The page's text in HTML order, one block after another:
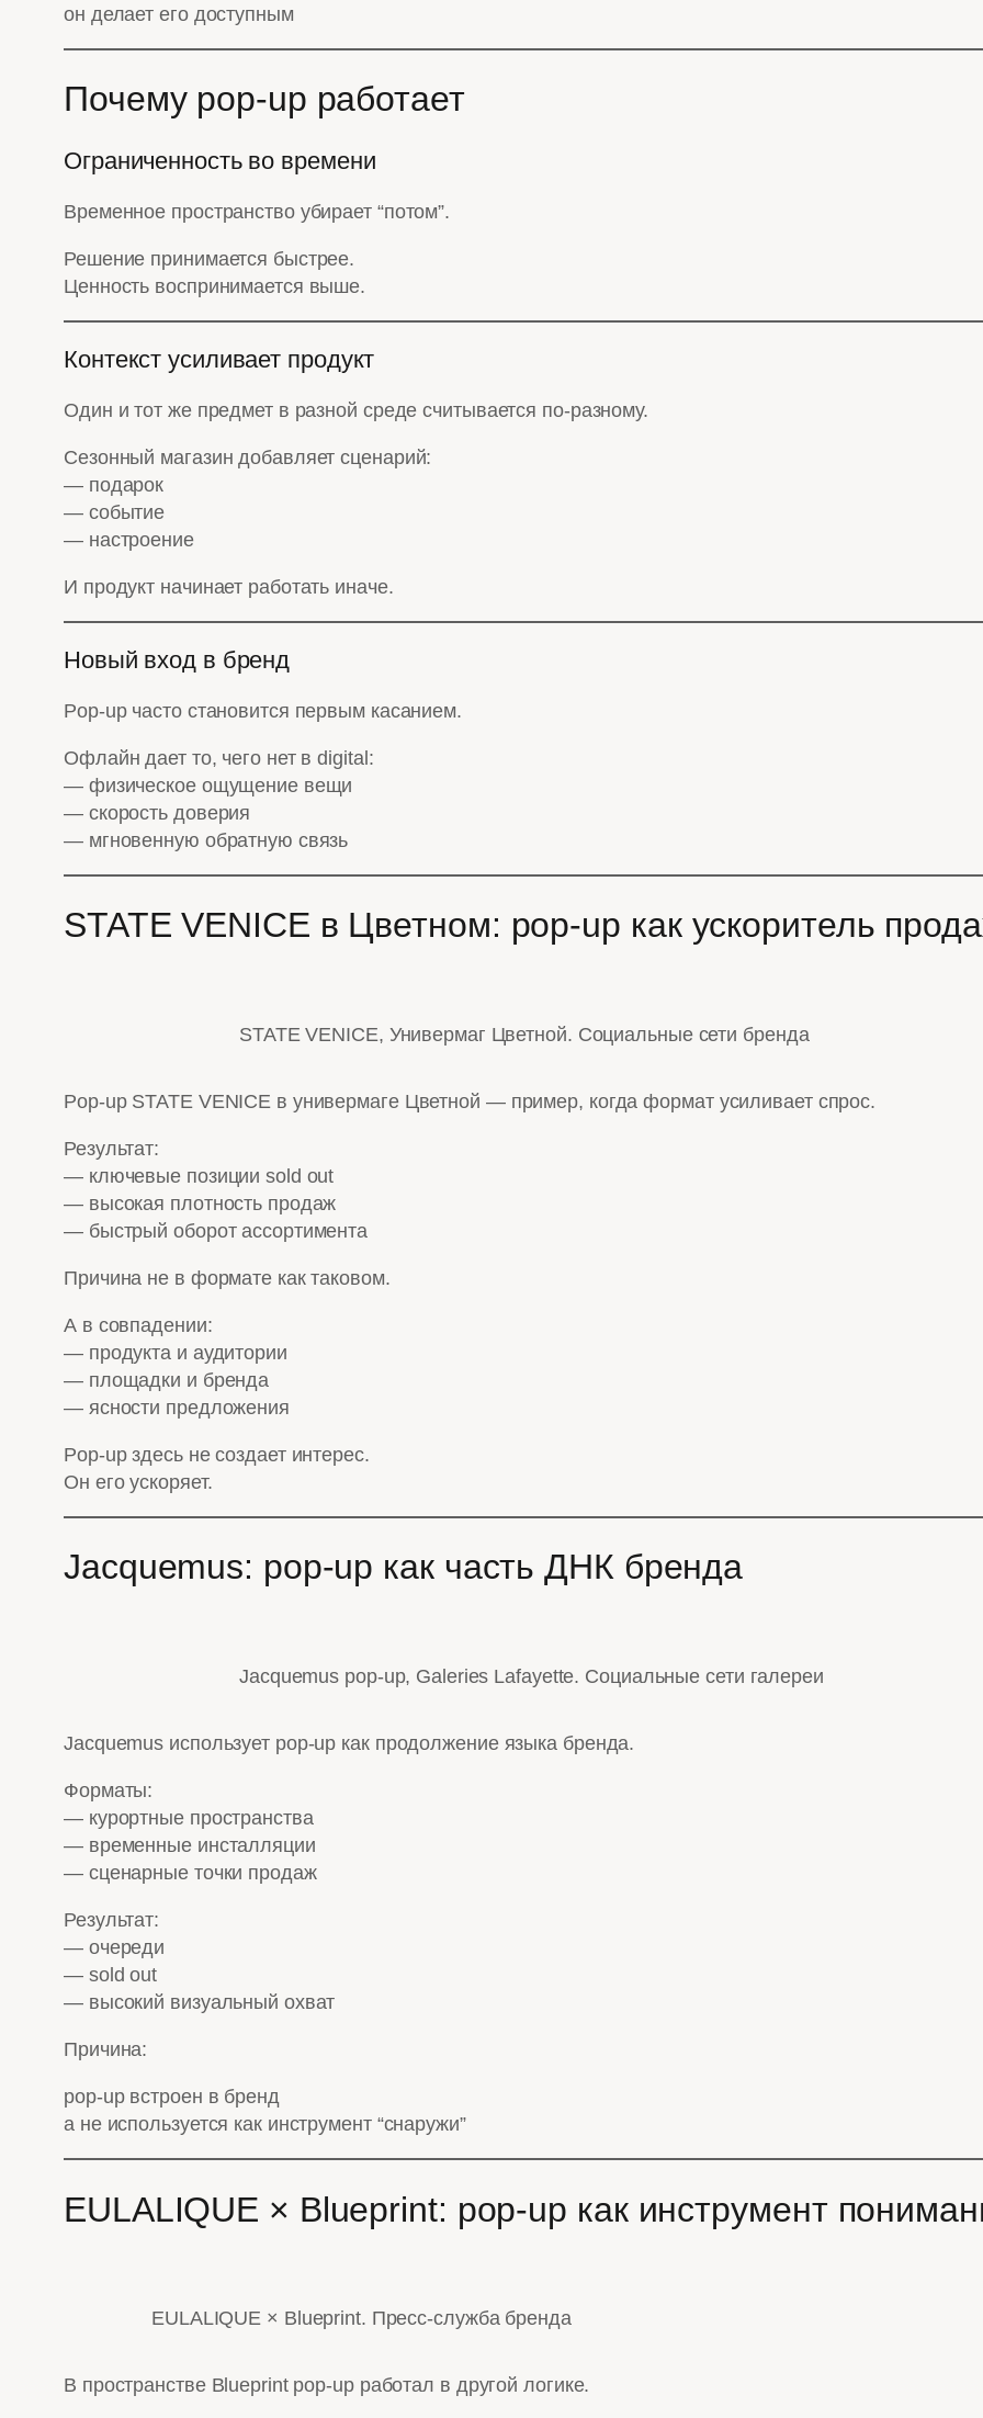
он делает его доступным
Почему pop-up работает
Ограниченность во времени
Временное пространство убирает “потом”.
Решение принимается быстрее.
Ценность воспринимается выше.
Контекст усиливает продукт
Один и тот же предмет в разной среде считывается по-разному.
Сезонный магазин добавляет сценарий:
— подарок
— событие
— настроение
И продукт начинает работать иначе.
Новый вход в бренд
Pop-up часто становится первым касанием.
Офлайн дает то, чего нет в digital:
— физическое ощущение вещи
— скорость доверия
— мгновенную обратную связь
STATE VENICE в Цветном: pop-up как ускоритель
STATE VENICE, Универмаг Цветной. Социальные сети бренда
Pop-up STATE VENICE в универмаге Цветной — пример, когда формат усиливает спрос.
Результат:
— ключевые позиции sold out
— высокая плотность продаж
— быстрый оборот ассортимента
Причина не в формате как таковом.
А в совпадении:
— продукта и аудитории
— площадки и бренда
— ясности предложения
Pop-up здесь не создает интерес.
Он его ускоряет.
Jacquemus: pop-up как часть ДНК бренда
Jacquemus pop-up, Galeries Lafayette. Социальные сети галереи
Jacquemus использует pop-up как продолжение языка бренда.
Форматы:
— курортные пространства
— временные инсталляции
— сценарные точки продаж
Результат:
— очереди
— sold out
— высокий визуальный охват
Причина:
pop-up встроен в бренд
а не используется как инструмент “снаружи”
EULALIQUE × Blueprint: pop-up как инструмент
EULALIQUE × Blueprint. Пресс-служба бренда
В пространстве Blueprint pop-up работал в другой логике.